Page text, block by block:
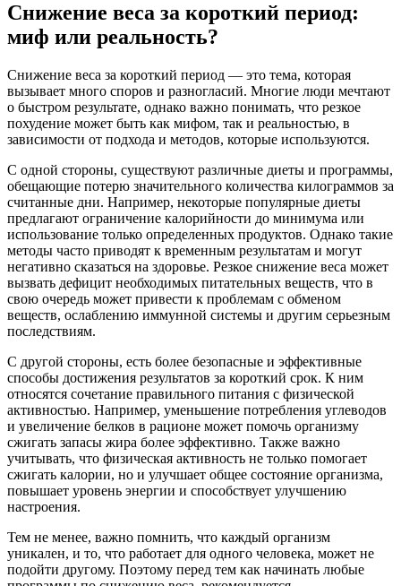
Снижение веса за короткий период:
миф или реальность?
Снижение веса за короткий период — это тема, которая
вызывает много споров и разногласий. Многие люди мечтают
о быстром результате, однако важно понимать, что резкое
похудение может быть как мифом, так и реальностью, в
зависимости от подхода и методов, которые используются.
С одной стороны, существуют различные диеты и программы,
обещающие потерю значительного количества килограммов за
считанные дни. Например, некоторые популярные диеты
предлагают ограничение калорийности до минимума или
использование только определенных продуктов. Однако такие
методы часто приводят к временным результатам и могут
негативно сказаться на здоровье. Резкое снижение веса может
вызвать дефицит необходимых питательных веществ, что в
свою очередь может привести к проблемам с обменом
веществ, ослаблению иммунной системы и другим серьезным
последствиям.
С другой стороны, есть более безопасные и эффективные
способы достижения результатов за короткий срок. К ним
относятся сочетание правильного питания с физической
активностью. Например, уменьшение потребления углеводов
и увеличение белков в рационе может помочь организму
сжигать запасы жира более эффективно. Также важно
учитывать, что физическая активность не только помогает
сжигать калории, но и улучшает общее состояние организма,
повышает уровень энергии и способствует улучшению
настроения.
Тем не менее, важно помнить, что каждый организм
уникален, и то, что работает для одного человека, может не
подойти другому. Поэтому перед тем как начинать любые